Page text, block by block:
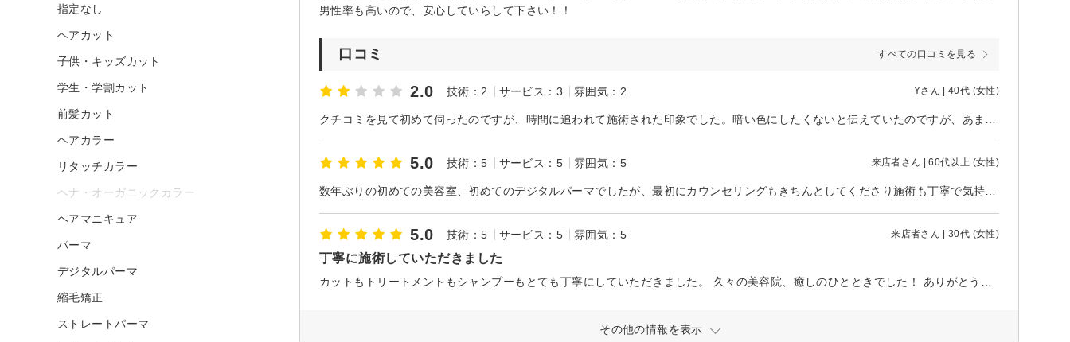
男性率も高いので、安心していらして下さい！！
口コミ すべての口コミを見る
2.0 技術：2 サービス：3 雰囲気：2 Yさん | 40代 (女性)
5.0 技術：5 サービス：5 雰囲気：5 来店者さん | 60代以上 (女性)
5.0 技術：5 サービス：5 雰囲気：5 来店者さん | 30代 (女性)
丁寧に施術していただきました
その他の情報を表示
指定なし
ヘアカット
子供・キッズカット
学生・学割カット
前髪カット
ヘアカラー
リタッチカラー
ヘナ・オーガニックカラー
ヘアマニキュア
パーマ
デジタルパーマ
縮毛矯正
ストレートパーマ